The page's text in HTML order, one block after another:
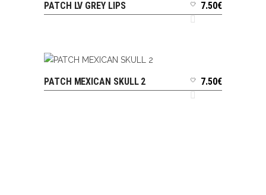
AJOUTER AU PANIER
PATCH LV GREY LIPS 7.50€
AJOUTER AU PANIER
PATCH MEXICAN SKULL 2 7.50€